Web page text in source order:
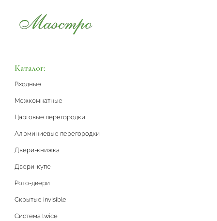
Каталог:
Входные
Межкомнатные
Царговые перегородки
Алюминиевые перегородки
Двери-книжка
Двери-купе
Рото-двери
Скрытые invisible
Система twice